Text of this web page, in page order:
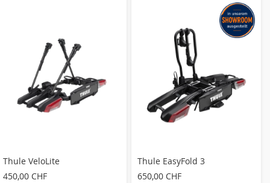
Thule VeloLite
450,00 CHF
Thule EasyFold 3
650,00 CHF